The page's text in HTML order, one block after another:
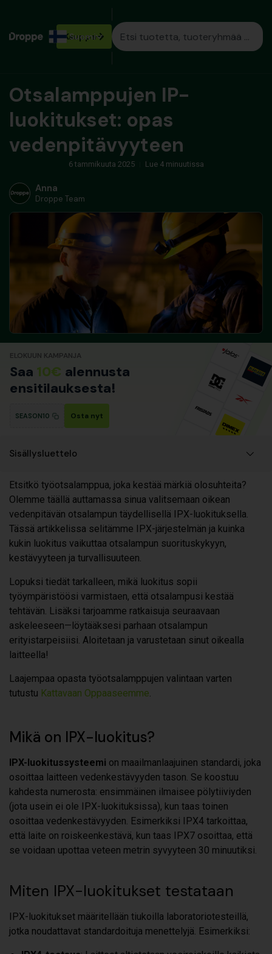
Suomi
Kauppa
Otsalamppujen IP-
luokitukset: opas
vedenpitävyyteen
6 tammikuuta 2025 Lue 4 minuutissa
Anna
Droppe Team
ELOKUUN KAMPANJA
Saa 10€ alennusta
ensitilauksesta!
SEASON10 Osta nyt
Sisällysluettelo
Etsitkö työotsalamppua, joka kestää märkiä olosuhteita?
Olemme täällä auttamassa sinua valitsemaan oikean
vedenpitävän otsalampun täydellisellä IPX-luokituksella.
Tässä artikkelissa selitämme IPX-järjestelmän ja kuinka
kukin luokitus vaikuttaa otsalampun suorituskykyyn,
kestävyyteen ja turvallisuuteen.
Lopuksi tiedät tarkalleen, mikä luokitus sopii
työympäristöösi varmistaen, että otsalampusi kestää
tehtävän. Lisäksi tarjoamme ratkaisuja seuraavaan
askeleeseen—löytääksesi parhaan otsalampun
erityistarpeisiisi. Aloitetaan ja varustetaan sinut oikealla
laitteella!
Laajempaa opasta työotsalamppujen valintaan varten
tutustu Kattavaan Oppaaseemme.
Mikä on IPX-luokitus?
IPX-luokitussysteemi on maailmanlaajuinen standardi, joka
osoittaa laitteen vedenkestävyyden tason. Se koostuu
kahdesta numerosta: ensimmäinen ilmaisee pölytiiviyden
(jota usein ei ole IPX-luokituksissa), kun taas toinen
osoittaa vedenkestävyyden. Esimerkiksi IPX4 tarkoittaa,
että laite on roiskeenkestävä, kun taas IPX7 osoittaa, että
se voidaan upottaa veteen metrin syvyyteen 30 minuutiksi.
Miten IPX-luokitukset testataan
IPX-luokitukset määritellään tiukoilla laboratoriotesteillä,
jotka noudattavat standardoituja menettelyjä. Esimerkiksi: